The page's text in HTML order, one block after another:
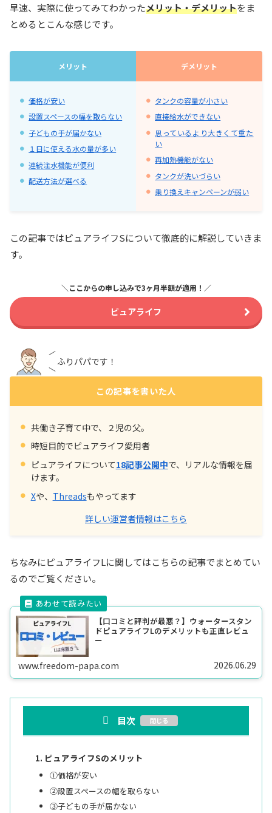
早速、実際に使ってみてわかったメリット・デメリットをま
とめるとこんな感じです。
メリット デメリット
価格が安い
設置スペースの幅を取らない
子どもの手が届かない
１日に使える水の量が多い
連続注水機能が便利
配送方法が選べる
タンクの容量が小さい
直接給水ができない
思っているより大きくて重た
い
再加熱機能がない
タンクが洗いづらい
乗り換えキャンペーンが弱い
この記事ではピュアライフSについて徹底的に解説していきま
す。
＼ここからの申し込みで3ヶ月半額が適用！／
ピュアライフ
ふりパパです！
この記事を書いた人
共働き子育て中で、２児の父。
時短目的でピュアライフ愛用者
ピュアライフについて18記事公開中で、リアルな情報を届
けます。
Xや、 Threadsもやってます
詳しい運営者情報はこちら
ちなみにピュアライフLに関してはこちらの記事でまとめてい
るのでご覧ください。
【口コミと評判が最悪？】ウォータースタン
ドピュアライフLのデメリットも正直レビュ
ー
www.freedom-papa.com 2026.06.29
目次
ピュアライフSのメリット
①価格が安い
②設置スペースの幅を取らない
③子どもの手が届かない